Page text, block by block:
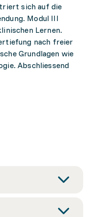
sich auf die
Modul III
Lernen.
nach freier
Grundlagen wie
Abschliessend